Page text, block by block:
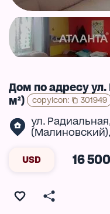
Дом по адресу
м²)
copyIcon: 301949
ул. Радиальная
(Малиновский),
USD 16